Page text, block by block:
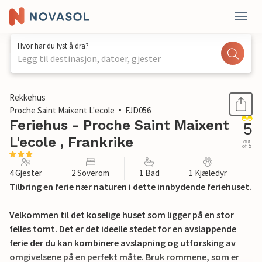
Hvor har du lyst å dra?
Legg til destinasjon, datoer, gjester
1 / 26
Rekkehus
Proche Saint Maixent L'ecole
FJD056
Feriehus - Proche Saint Maixent
L'ecole , Frankrike
5
out
of 5
4 Gjester 2 Soverom 1 Bad 1 Kjæledyr
Tilbring en ferie nær naturen i dette innbydende feriehuset.
Velkommen til det koselige huset som ligger på en stor
felles tomt. Det er det ideelle stedet for en avslappende
ferie der du kan kombinere avslapning og utforsking av
omgivelsene på en perfekt måte. Bruk rommene, som er